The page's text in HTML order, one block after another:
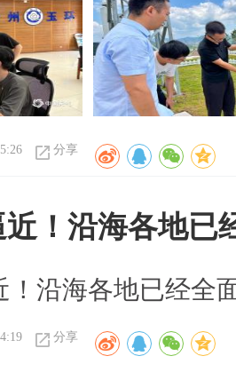
分享
！沿海各地已
！沿海各地已经全
分享